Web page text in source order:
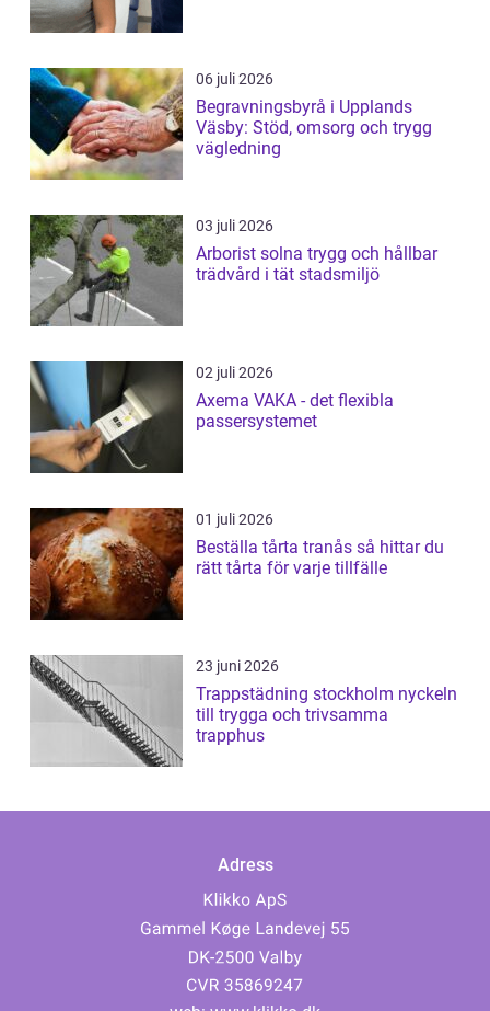
06 juli 2026
Begravningsbyrå i Upplands
Väsby: Stöd, omsorg och trygg
vägledning
03 juli 2026
Arborist solna trygg och hållbar
trädvård i tät stadsmiljö
02 juli 2026
Axema VAKA - det flexibla
passersystemet
01 juli 2026
Beställa tårta tranås så hittar du
rätt tårta för varje tillfälle
23 juni 2026
Trappstädning stockholm nyckeln
till trygga och trivsamma
trapphus
Adress